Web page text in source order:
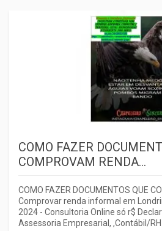
COMO FAZER
COMPROVAM RENDA...
COMO FAZER DOCUMENTOS QUE
Comprovar renda informal em
2024 - Consultoria Online só r$
Assessoria Empresarial, ,Contábil/RH